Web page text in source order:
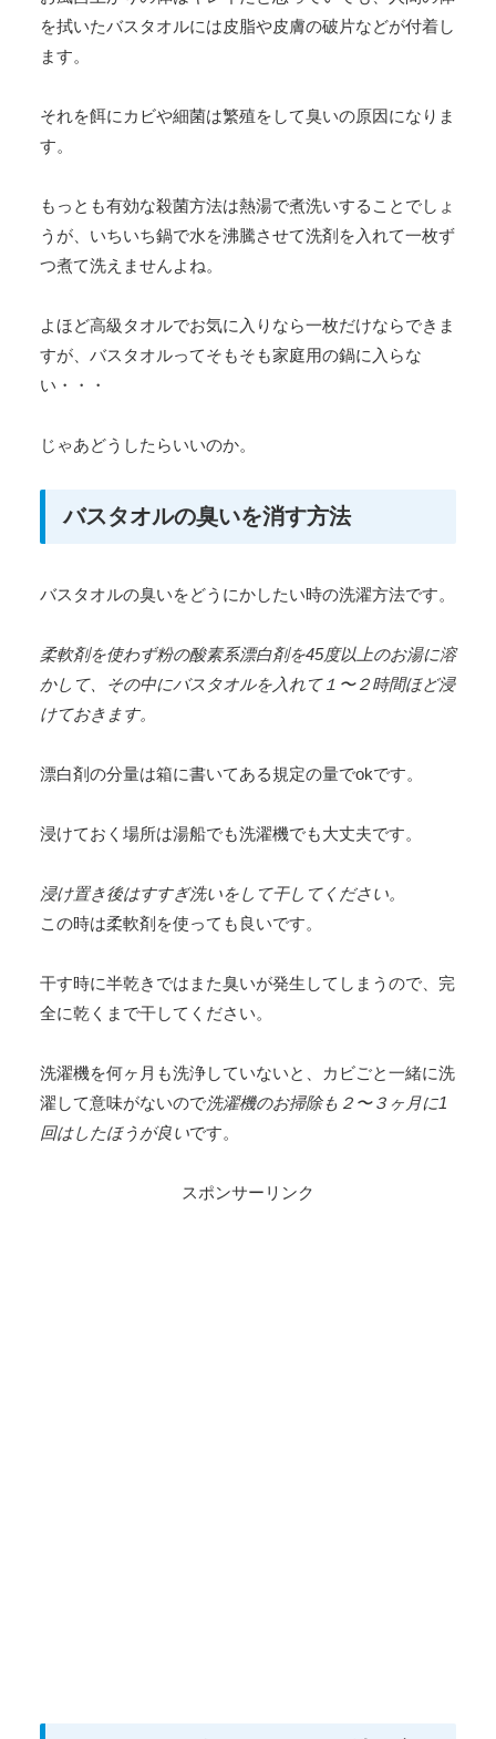
を拭いたバスタオルには皮脂や皮膚の破片などが付着し
ます。
それを餌にカビや細菌は繁殖をして臭いの原因になりま
す。
もっとも有効な殺菌方法は熱湯で煮洗いすることでしょ
うが、いちいち鍋で水を沸騰させて洗剤を入れて一枚ず
つ煮て洗えませんよね。
よほど高級タオルでお気に入りなら一枚だけならできま
すが、バスタオルってそもそも家庭用の鍋に入らな
い・・・
じゃあどうしたらいいのか。
バスタオルの臭いを消す方法
バスタオルの臭いをどうにかしたい時の洗濯方法です。
柔軟剤を使わず粉の酸素系漂白剤を45度以上のお湯に溶
かして、その中にバスタオルを入れて１〜２時間ほど浸
けておきます。
漂白剤の分量は箱に書いてある規定の量でokです。
浸けておく場所は湯船でも洗濯機でも大丈夫です。
浸け置き後はすすぎ洗いをして干してください。
この時は柔軟剤を使っても良いです。
干す時に半乾きではまた臭いが発生してしまうので、完
全に乾くまで干してください。
洗濯機を何ヶ月も洗浄していないと、カビごと一緒に洗
濯して意味がないので洗濯機のお掃除も２〜３ヶ月に1
回はしたほうが良いです。
スポンサーリンク